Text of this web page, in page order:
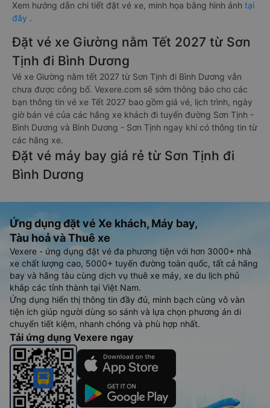
Xem hướng dẫn chi tiết đặt vé xe, minh họa bằng hình ảnh tại
đây .
Đặt vé xe Giường nằm Tết 2027 từ Sơn
Tịnh đi Bình Dương
Vé xe Giường nằm tết 2027 từ Sơn Tịnh đi Bình Dương vẫn
chưa được công bố. Vexere.com sẽ sớm thông báo cho các
bạn thông tin vé xe Tết 2027 bao gồm giá vé, lịch trình, ngày
giờ bán vé của các hãng xe khách đi tuyến đường Sơn Tịnh -
Bình Dương và Bình Dương - Sơn Tịnh ngay khi có thông tin từ
các hãng xe.
Đặt vé máy bay giá rẻ từ Sơn Tịnh đi
Bình Dương
Ứng dụng đặt vé Xe khách, Máy bay,
Tàu hoả và Thuê xe
Vexere - ứng dụng đặt vé đa phương tiện với hơn 3000+ nhà
xe chất lượng cao, 5000+ tuyến đường toàn quốc, tất cả hãng
bay và hãng tàu cùng dịch vụ thuê xe máy, xe du lịch phủ
khắp các tỉnh thành tại Việt Nam.
Ứng dụng hiển thị thông tin đầy đủ, minh bạch cùng vô vàn
tiện ích giúp người dùng so sánh và lựa chọn phương án di
chuyển tiết kiệm, nhanh chóng và phù hợp nhất.
Tải ứng dụng Vexere ngay